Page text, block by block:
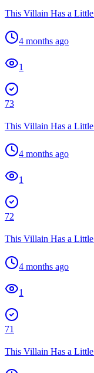
This Villain Has a
4 months ago
1
73
This Villain Has a
4 months ago
1
72
This Villain Has a
4 months ago
1
71
This Villain Has a